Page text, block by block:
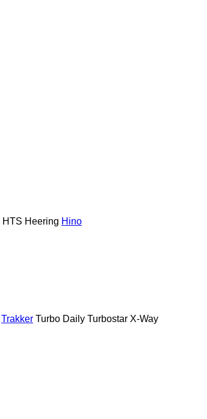
HTS Heering Hino
Trakker Turbo Daily Turbostar X-Way